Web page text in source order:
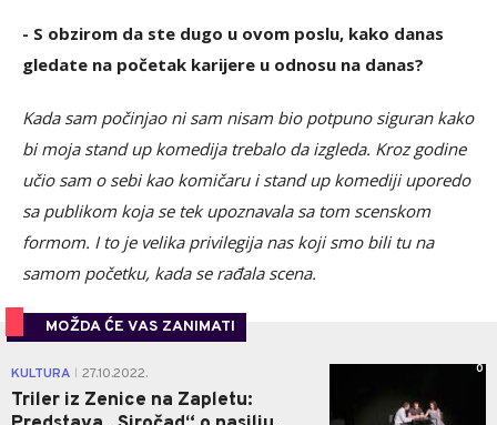
- S obzirom da ste dugo u ovom poslu, kako danas
gledate na početak karijere u odnosu na danas?
Kada sam počinjao ni sam nisam bio potpuno siguran kako
bi moja stand up komedija trebalo da izgleda. Kroz godine
učio sam o sebi kao komičaru i stand up komediji uporedo
sa publikom koja se tek upoznavala sa tom scenskom
formom. I to je velika privilegija nas koji smo bili tu na
samom početku, kada se rađala scena.
MOŽDA ĆE VAS ZANIMATI
KULTURA 27.10.2022.
Triler iz Zenice na Zapletu:
0